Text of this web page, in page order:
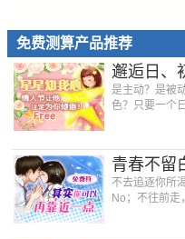
免费测算产品推荐
邂逅日、
是主动？是被
色？只要一个
青春不留
不去追逐你所
No；不往前走